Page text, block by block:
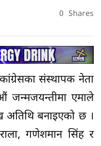
0 Shares
संस्थापक नेता
जन्मजयन्तीमा एमाले
अतिथि बनाइएको छ ।
गणेशमान सिंह र